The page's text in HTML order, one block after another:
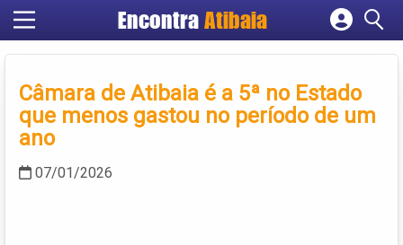
Encontra Atibaia
Cadastrar empresa
Criar conta
Câmara de Atibaia é a 5ª no Estado
que menos gastou no período de um
ano
07/01/2026